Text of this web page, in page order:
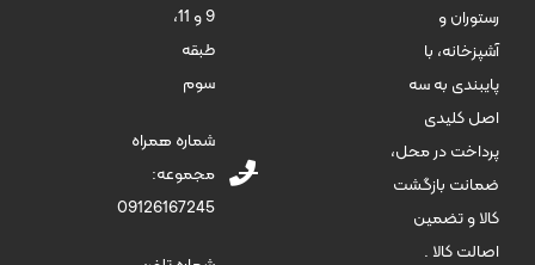
رستوران و
آشپزخانه، با
پایبندی به سه
اصل کلیدی
پرداخت در محل،
ضمانت بازگشت
کالا و تضمین
اصالت کالا .
9 و 11،
طبقه
سوم
شماره همراه
مجموعه:
09126167245